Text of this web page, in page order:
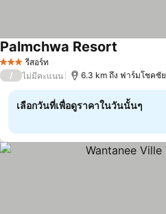
3 ดาว รีสอร์ท
Palmchwa Resort
/ ไม่มีคะแนน 6.3 km ถึง ฟาร์มโชคชัย
เลือกวันที่เพื่อดูราคาในวันนั้นๆ